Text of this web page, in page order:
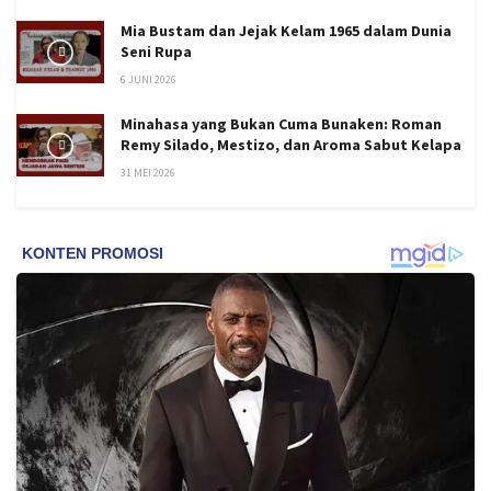
Mia Bustam dan Jejak Kelam 1965 dalam Dunia
Seni Rupa
6 JUNI 2026
Minahasa yang Bukan Cuma Bunaken: Roman
Remy Silado, Mestizo, dan Aroma Sabut Kelapa
31 MEI 2026